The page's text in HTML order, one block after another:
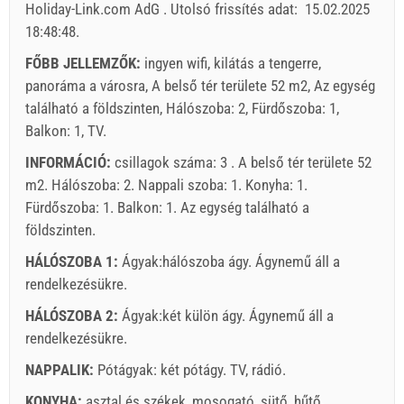
A kijelzőn lévő egység ára csak meghatározott számú
személyek számára.
Ajánlatok:
Holiday-Link fizet: 2025. okt. 6. - 2026. dec. 31. / - 10 %
Feltétlenül szükséges:
10 EUR (once - által _person), Vendégregisztráció (01.01 -
30.06. / 01.09. - 31.12.): 5 EUR (once - által _person)
Foglaljon és várjon a visszaigazolásra.
Holiday-Link.com AdG . Utolsó frissítés adat: 15.02.2025
18:48:48.
FŐBB JELLEMZŐK: ingyen wifi, kilátás a tengerre,
panoráma a városra, A belső tér területe 52 m2, Az egység
található a földszinten, Hálószoba: 2, Fürdőszoba: 1,
Balkon: 1, TV.
INFORMÁCIÓ: csillagok száma: 3 . A belső tér területe 52
m2. Hálószoba: 2. Nappali szoba: 1. Konyha: 1.
Fürdőszoba: 1. Balkon: 1. Az egység található a
földszinten.
HÁLÓSZOBA 1: Ágyak:hálószoba ágy. Ágynemű áll a
rendelkezésükre.
HÁLÓSZOBA 2: Ágyak:két külön ágy. Ágynemű áll a
rendelkezésükre.
NAPPALIK: Pótágyak: két pótágy. TV, rádió.